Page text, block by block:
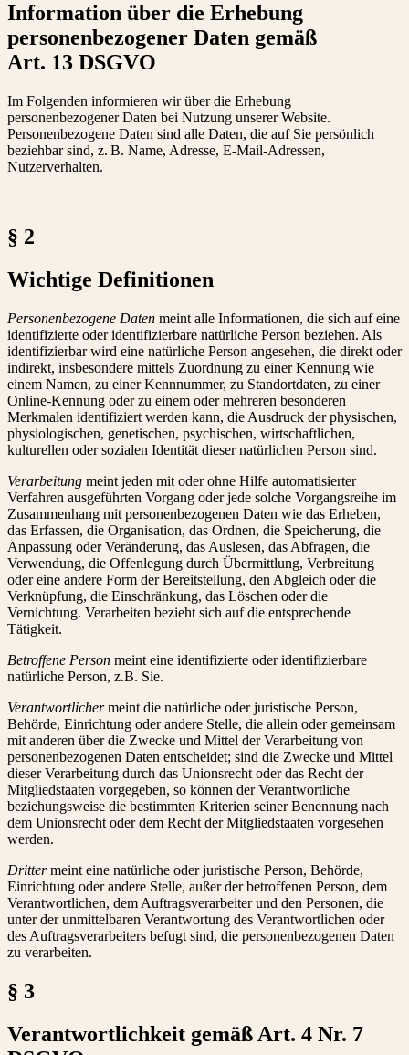
Information über die Erhebung
personenbezogener Daten gemäß
Art. 13 DSGVO
Im Folgenden informieren wir über die Erhebung
personenbezogener Daten bei Nutzung unserer Website.
Personenbezogene Daten sind alle Daten, die auf Sie persönlich
beziehbar sind, z. B. Name, Adresse, E-Mail-Adressen,
Nutzerverhalten.
§ 2
Wichtige Definitionen
Personenbezogene Daten meint alle Informationen, die sich auf eine
identifizierte oder identifizierbare natürliche Person beziehen. Als
identifizierbar wird eine natürliche Person angesehen, die direkt oder
indirekt, insbesondere mittels Zuordnung zu einer Kennung wie
einem Namen, zu einer Kennnummer, zu Standortdaten, zu einer
Online-Kennung oder zu einem oder mehreren besonderen
Merkmalen identifiziert werden kann, die Ausdruck der physischen,
physiologischen, genetischen, psychischen, wirtschaftlichen,
kulturellen oder sozialen Identität dieser natürlichen Person sind.
Verarbeitung meint jeden mit oder ohne Hilfe automatisierter
Verfahren ausgeführten Vorgang oder jede solche Vorgangsreihe im
Zusammenhang mit personenbezogenen Daten wie das Erheben,
das Erfassen, die Organisation, das Ordnen, die Speicherung, die
Anpassung oder Veränderung, das Auslesen, das Abfragen, die
Verwendung, die Offenlegung durch Übermittlung, Verbreitung
oder eine andere Form der Bereitstellung, den Abgleich oder die
Verknüpfung, die Einschränkung, das Löschen oder die
Vernichtung. Verarbeiten bezieht sich auf die entsprechende
Tätigkeit.
Betroffene Person meint eine identifizierte oder identifizierbare
natürliche Person, z.B. Sie.
Verantwortlichermeint die natürliche oder juristische Person,
Behörde, Einrichtung oder andere Stelle, die allein oder gemeinsam
mit anderen über die Zwecke und Mittel der Verarbeitung von
personenbezogenen Daten entscheidet; sind die Zwecke und Mittel
dieser Verarbeitung durch das Unionsrecht oder das Recht der
Mitgliedstaaten vorgegeben, so können der Verantwortliche
beziehungsweise die bestimmten Kriterien seiner Benennung nach
dem Unionsrecht oder dem Recht der Mitgliedstaaten vorgesehen
werden.
Drittermeint eine natürliche oder juristische Person, Behörde,
Einrichtung oder andere Stelle, außer der betroffenen Person, dem
Verantwortlichen, dem Auftragsverarbeiter und den Personen, die
unter der unmittelbaren Verantwortung des Verantwortlichen oder
des Auftragsverarbeiters befugt sind, die personenbezogenen Daten
zu verarbeiten.
§ 3
Verantwortlichkeit gemäß Art. 4 Nr. 7